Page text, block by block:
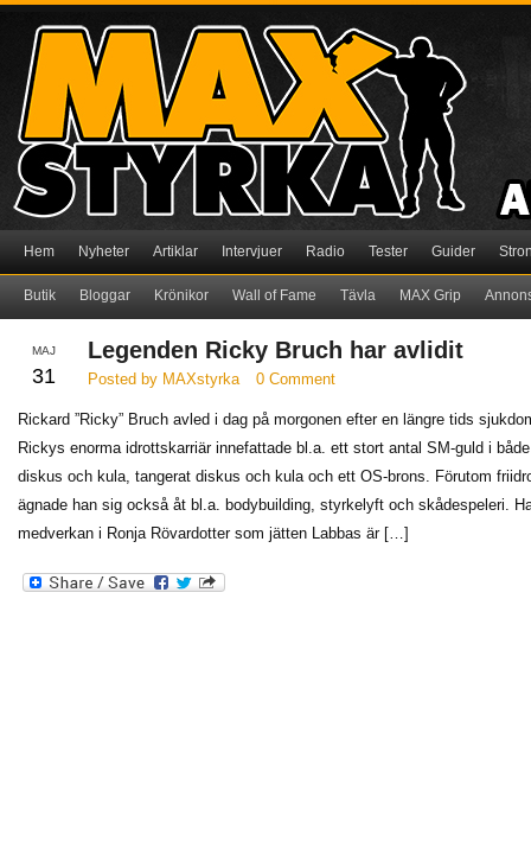
Hem Nyheter Artiklar Intervjuer Radio Tester Guider
Butik Bloggar Krönikor Wall of Fame Tävla MAX Grip
MAJ
31
Legenden Ricky Bruch har avlidit
Posted by MAXstyrka 0 Comment
Rickard ”Ricky” Bruch avled i dag på morgonen efter en längre tids
Rickys enorma idrottskarriär innefattade bl.a. ett stort antal SM-guld i både
diskus och kula, tangerat diskus och kula och ett OS-brons. Förutom
ägnade han sig också åt bl.a. bodybuilding, styrkelyft och skådespeleri.
medverkan i Ronja Rövardotter som jätten Labbas är […]